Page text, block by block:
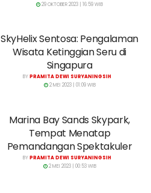
29 OKTOBER 2023 | 16:59 WIB
SkyHelix Sentosa: Pengalaman
Wisata Ketinggian Seru di
Singapura
BYPRAMITA DEWI SURYANINGSIH
2 MEI 2023 | 01:09 WIB
Marina Bay Sands Skypark,
Tempat Menatap
Pemandangan Spektakuler
BYPRAMITA DEWI SURYANINGSIH
2 MEI 2023 | 00:53 WIB